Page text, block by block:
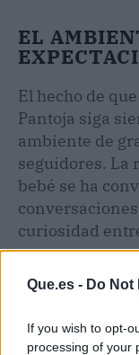
Que.es - Do
If you wish to opt-
processing of your
EL
El hecho de
Pantoja siga
ambiente de
seguidores. La
bebé se ha
curiosidad
Aunque
que una
no ha hecho
emoción de